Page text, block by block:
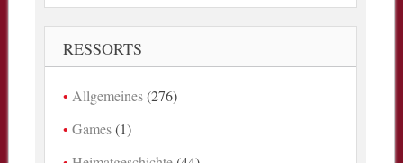
RESSORTS
Allgemeines(276)
Games(1)